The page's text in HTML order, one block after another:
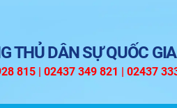
THỦ DÂN SỰ QUỐC GIA
815 | 02437 349 821 | 02437